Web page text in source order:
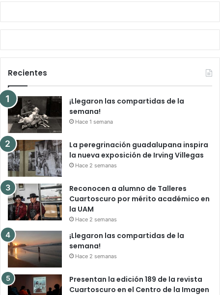
Recientes
¡Llegaron las compartidas de la
semana!
Hace 1 semana
La peregrinación guadalupana inspira
la nueva exposición de Irving Villegas
Hace 2 semanas
Reconocen a alumno de Talleres
Cuartoscuro por mérito académico en
la UAM
Hace 2 semanas
¡Llegaron las compartidas de la
semana!
Hace 2 semanas
Presentan la edición 189 de la revista
Cuartoscuro en el Centro de la Imagen